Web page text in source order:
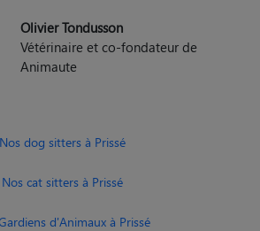
Olivier Tondusson
Vétérinaire et co-fondateur de
Animaute
Nos dog sitters à Prissé
Nos cat sitters à Prissé
d'Animaux à Prissé